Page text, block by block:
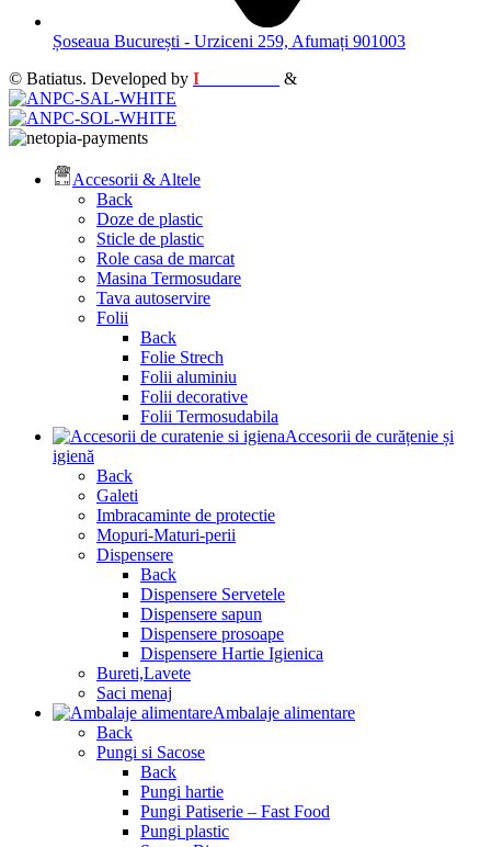
Șoseaua București - Urziceni 259, Afumați 901003
© Batiatus. Developed by I &
Accesorii & Altele
Back
Doze de plastic
Sticle de plastic
Role casa de marcat
Masina Termosudare
Tava autoservire
Folii
Back
Folie Strech
Folii aluminiu
Folii decorative
Folii Termosudabila
Accesorii de curățenie și
igienă
Back
Galeti
Imbracaminte de protectie
Mopuri-Maturi-perii
Dispensere
Back
Dispensere Servetele
Dispensere sapun
Dispensere prosoape
Dispensere Hartie Igienica
Bureti,Lavete
Saci menaj
Ambalaje alimentare
Back
Pungi si Sacose
Back
Pungi hartie
Pungi Patiserie – Fast Food
Pungi plastic